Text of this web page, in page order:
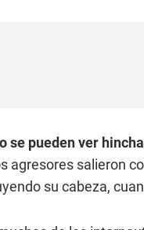
pueden ver
salieron
su cabeza,